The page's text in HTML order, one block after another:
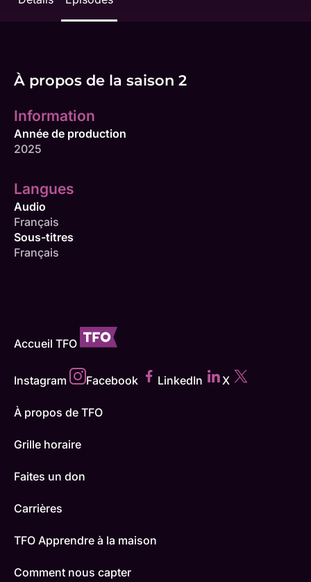
À propos de la saison 2
Information
Année de production
2025
Langues
Audio
Français
Sous-titres
Français
Accueil TFO
Instagram Facebook LinkedIn X
À propos de TFO
Grille horaire
Faites un don
Carrières
TFO Apprendre à la maison
Comment nous capter